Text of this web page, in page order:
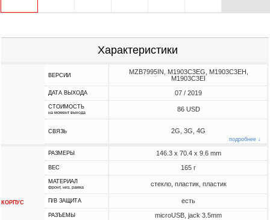
Характеристики
ВЕРСИИ
MZB7995IN, M1903C3EG, M1903C3EH,
M1903C3EI
ДАТА ВЫХОДА 07 / 2019
СТОИМОСТЬ
на момент выхода 86 USD
СВЯЗЬ 2G, 3G, 4G
подробнее ↓
КОРПУС
РАЗМЕРЫ 146.3 x 70.4 x 9.6 mm
ВЕС 165 г
МАТЕРИАЛ
фронт, низ, рамка стекло, пластик, пластик
П/В ЗАЩИТА есть
РАЗЪЕМЫ microUSB, jack 3.5mm